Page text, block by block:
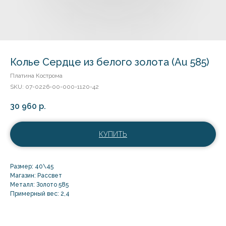
Колье Сердце из белого золота (Au 585)
Платина Кострома
SKU: 07-0226-00-000-1120-42
30 960 р.
КУПИТЬ
Размер: 40\45
Магазин: Рассвет
Металл: Золото 585
Примерный вес: 2,4